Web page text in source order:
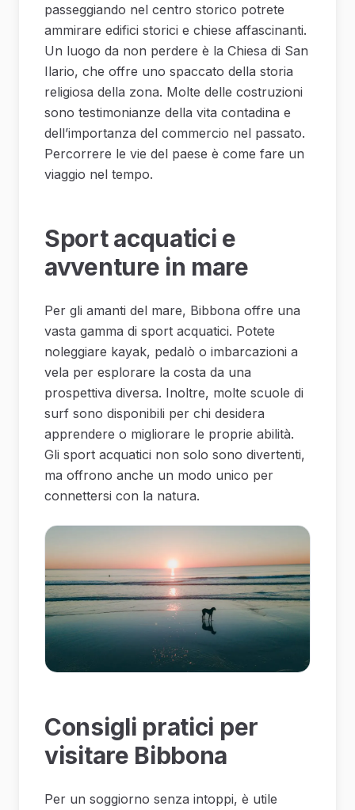
passeggiando nel centro storico potrete
ammirare edifici storici e chiese affascinanti.
Un luogo da non perdere è la Chiesa di San
Ilario, che offre uno spaccato della storia
religiosa della zona. Molte delle costruzioni
sono testimonianze della vita contadina e
dell’importanza del commercio nel passato.
Percorrere le vie del paese è come fare un
viaggio nel tempo.
Sport acquatici e
avventure in mare
Per gli amanti del mare, Bibbona offre una
vasta gamma di sport acquatici. Potete
noleggiare kayak, pedalò o imbarcazioni a
vela per esplorare la costa da una
prospettiva diversa. Inoltre, molte scuole di
surf sono disponibili per chi desidera
apprendere o migliorare le proprie abilità.
Gli sport acquatici non solo sono divertenti,
ma offrono anche un modo unico per
connettersi con la natura.
Consigli pratici per
visitare Bibbona
Per un soggiorno senza intoppi, è utile